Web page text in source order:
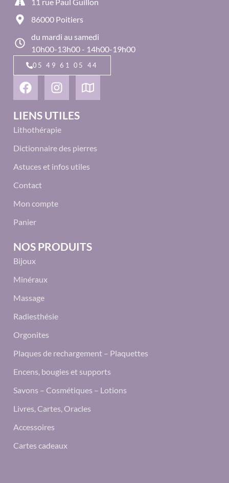
11 rue Paul Guillon
86000 Poitiers
du mardi au samedi
10h00-13h00 - 14h00-19h00
05 49 61 05 44
LIENS UTILES
Lithothérapie
Dictionnaire des pierres
Astuces et infos utiles
Contact
Mon compte
Panier
NOS PRODUITS
Bijoux
Minéraux
Massage
Radiesthésie
Orgonites
Plaques de rechargement – Plaquettes
Encens, bougies et supports
Savons – Cosmétiques – Lotions
Livres, Cartes, Oracles
Accessoires
Cartes cadeaux